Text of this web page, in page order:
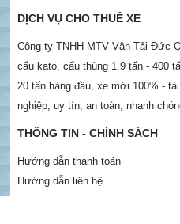
DỊCH VỤ CHO THUÊ XE
Công ty TNHH MTV Vận Tải Đức
cẩu kato, cẩu thùng 1.9 tấn - 400
20 tấn hàng đầu, xe mới 100% -
nghiệp, uy tín, an toàn, nhanh
THÔNG TIN - CHÍNH SÁCH
Hướng dẫn thanh toán
Hướng dẫn liên hệ